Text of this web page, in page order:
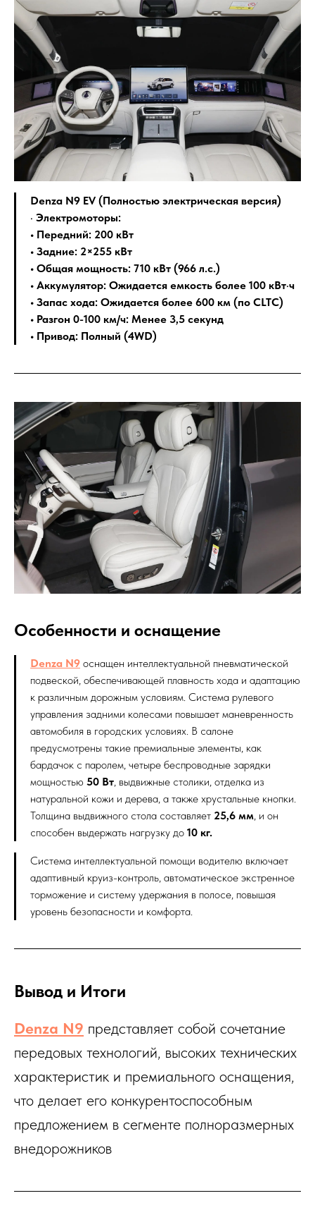
Denza N9 EV (Полностью электрическая версия)
• Электромоторы:
• Передний: 200 кВт
• Задние: 2×255 кВт
• Общая мощность: 710 кВт (966 л.с.)
• Аккумулятор: Ожидается емкость более 100 кВт·ч
• Запас хода: Ожидается более 600 км (по CLTC)
• Разгон 0-100 км/ч: Менее 3,5 секунд
• Привод: Полный (4WD)
Особенности и оснащение
Denza N9 оснащен интеллектуальной пневматической
подвеской, обеспечивающей плавность хода и адаптацию
к различным дорожным условиям. Система рулевого
управления задними колесами повышает маневренность
автомобиля в городских условиях. В салоне
предусмотрены такие премиальные элементы, как
бардачок с паролем, четыре беспроводные зарядки
мощностью 50 Вт, выдвижные столики, отделка из
натуральной кожи и дерева, а также хрустальные кнопки.
Толщина выдвижного стола составляет 25,6 мм, и он
способен выдержать нагрузку до 10 кг.
Система интеллектуальной помощи водителю включает
адаптивный круиз-контроль, автоматическое экстренное
торможение и систему удержания в полосе, повышая
уровень безопасности и комфорта.
Вывод и Итоги
Denza N9 представляет собой сочетание
передовых технологий, высоких технических
характеристик и премиального оснащения,
что делает его конкурентоспособным
предложением в сегменте полноразмерных
внедорожников